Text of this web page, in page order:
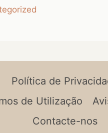
Política de
de Utilização
Contacte-nos